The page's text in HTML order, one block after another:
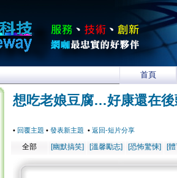
首頁
想吃老娘豆腐…好康還在後
• 回覆主題 • 發表新主題 • 返回-短片分享
全部 [幽默搞笑] [溫馨勵志] [恐怖驚悚] [